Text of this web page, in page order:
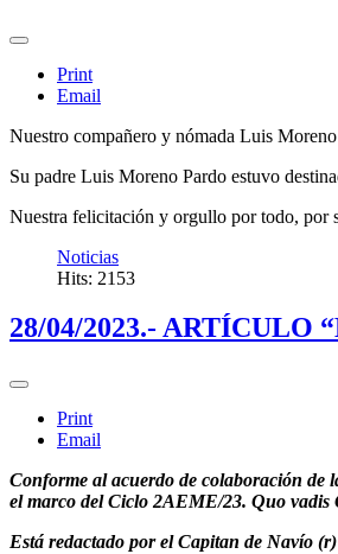
Print
Email
Nuestro compañero y nómada Luis
Su padre Luis Moreno Pardo estuvo
Nuestra felicitación y orgullo por todo, por
Noticias
Hits: 2153
28/04/2023.- ARTÍCULO
Print
Email
Conforme al acuerdo de colaboración de
el marco del Ciclo 2AEME/23. Quo
Está redactado por el Capitan de Navío